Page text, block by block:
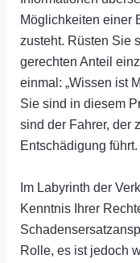
Möglichkeiten einer
zusteht. Rüsten Sie
gerechten Anteil
einmal: „Wissen ist
Sie sind in diesem
sind der Fahrer, der
Entschädigung führt.
Im Labyrinth der
Kenntnis Ihrer
Rolle, es ist jedoch